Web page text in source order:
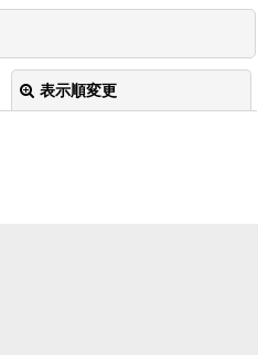
表示順変更